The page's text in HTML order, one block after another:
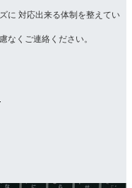
に 対応出来る体制を整えてい
なくご連絡ください。